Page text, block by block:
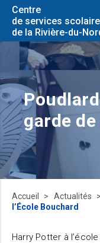
Centre
de services scolaire
de la Rivière-du-
garde de
Accueil Actualités
l’École Bouchard
Harry Potter à